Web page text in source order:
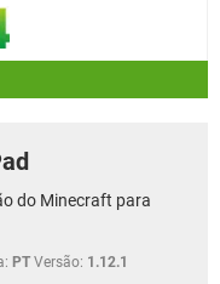
do Minecraft para
PT Versão: 1.12.1